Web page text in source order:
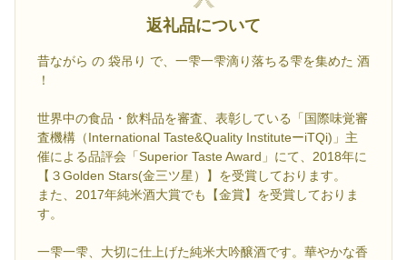
返礼品について
昔ながら の 袋吊り で、一雫一雫滴り落ちる雫を集めた 酒
！
世界中の食品・飲料品を審査、表彰している「国際味覚審
査機構（International Taste&Quality InstituteーiTQi)」主
催による品評会「Superior Taste Award」にて、2018年に
【３Golden Stars(金三ツ星）】を受賞しております。
また、2017年純米酒大賞でも【金賞】を受賞しておりま
す。
一雫一雫、大切に仕上げた純米大吟醸酒です。華やかな香